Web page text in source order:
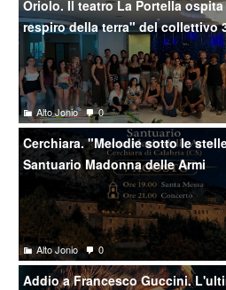
Oriolo. Il teatro La Portella
respiro della terra" del collettivo
Alto Jonio 0
Cerchiara. "Melodie sotto le
Santuario Madonna delle Armi
Alto Jonio 0
Addio a Francesco Guccini.